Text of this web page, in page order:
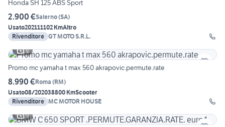
Honda SH 125 ABS Sport
2.900 €Salerno(SA)
Usato202111102 KmAltro
Rivenditore GT MOTO S.R.L.
9
Promo mc yamaha t max 560 akrapovic.permute.rate
8.990 €Roma (RM)
Usato08/202038800 KmScooter
Rivenditore MC MOTOR HOUSE
9